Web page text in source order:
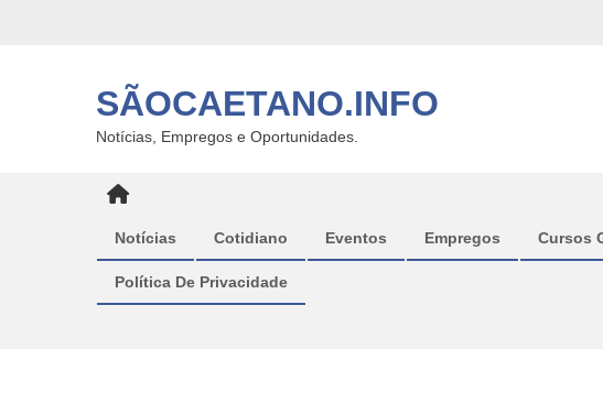
SÃOCAETANO.INFO
Notícias, Empregos e Oportunidades.
Notícias Cotidiano Eventos Empregos Cursos
Política De Privacidade